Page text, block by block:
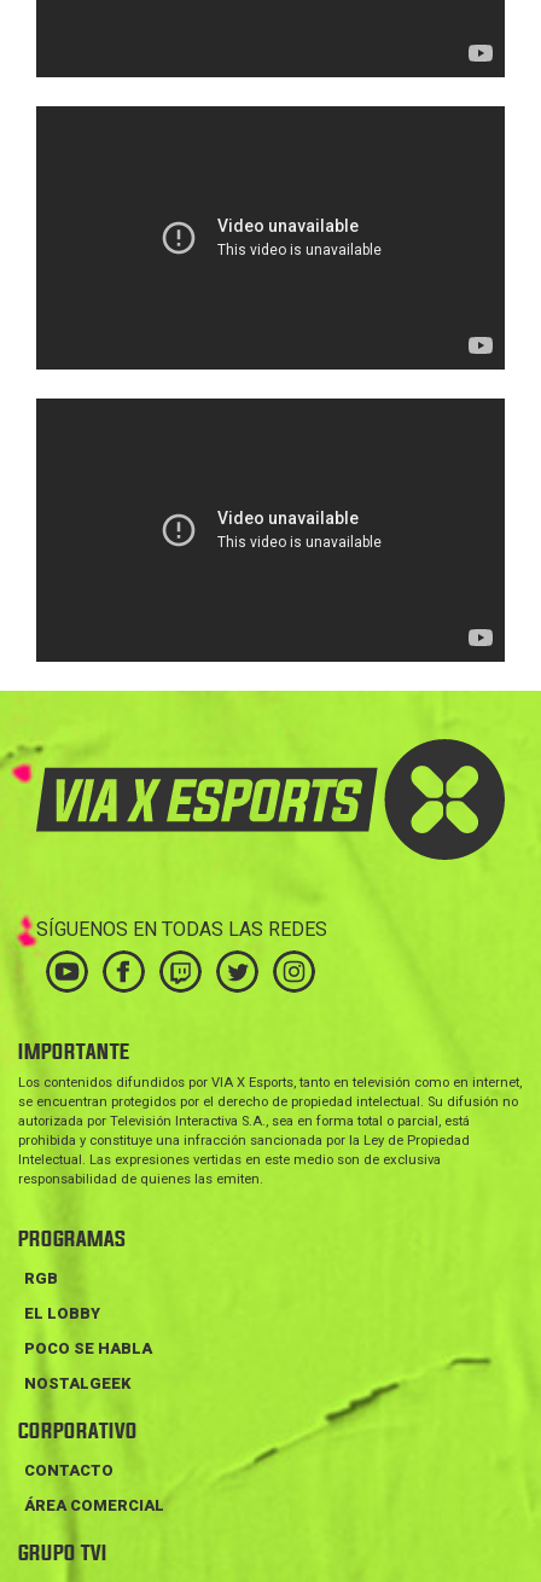
SÍGUENOS EN TODAS LAS REDES
IMPORTANTE
Los contenidos difundidos por VIA X Esports, tanto en televisión como en internet,
se encuentran protegidos por el derecho de propiedad intelectual. Su difusión no
autorizada por Televisión Interactiva S.A., sea en forma total o parcial, está
prohibida y constituye una infracción sancionada por la Ley de Propiedad
Intelectual. Las expresiones vertidas en este medio son de exclusiva
responsabilidad de quienes las emiten.
PROGRAMAS
RGB
EL LOBBY
POCO SE HABLA
NOSTALGEEK
CORPORATIVO
CONTACTO
ÁREA COMERCIAL
GRUPO TVI